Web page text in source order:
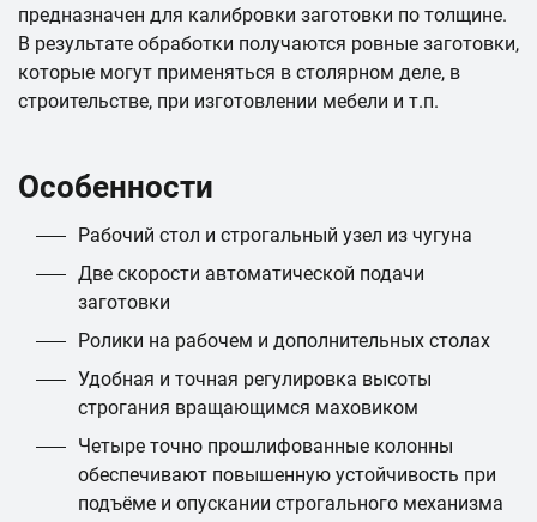
предназначен для калибровки заготовки по толщине.
В результате обработки получаются ровные заготовки,
которые могут применяться в столярном деле, в
строительстве, при изготовлении мебели и т.п.
Особенности
Рабочий стол и строгальный узел из чугуна
Две скорости автоматической подачи
заготовки
Ролики на рабочем и дополнительных столах
Удобная и точная регулировка высоты
строгания вращающимся маховиком
Четыре точно прошлифованные колонны
обеспечивают повышенную устойчивость при
подъёме и опускании строгального механизма